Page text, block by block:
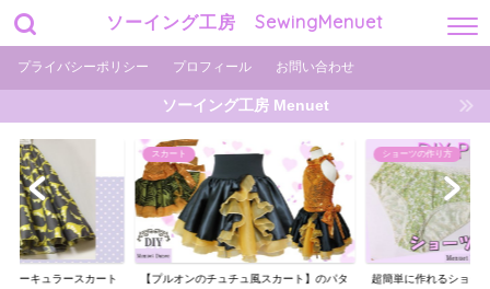
ソーイング工房 SewingMenuet
プライバシーポリシー プロフィール お問い合わせ
ソーイング工房 Menuet
ュ風スカート】のパタ
ショーツの作り方
超簡単に作れるショーツの型紙を用意しま
ショーツの作り方
ギャザーがエレガント